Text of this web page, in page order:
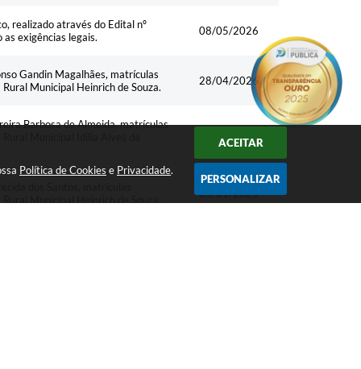
Política de Cookies e Privacidade.
ACEITAR
PERSONALIZAR
realizado através do Edital nº
exigências legais.
08/05/2026
Gandin Magalhães, matrículas
Municipal Heinrich de Souza.
28/04/2026
Barbosa de Almeida, matrículas
05/01/2026
Municipal Heinrich de Souza.
05/01/2026